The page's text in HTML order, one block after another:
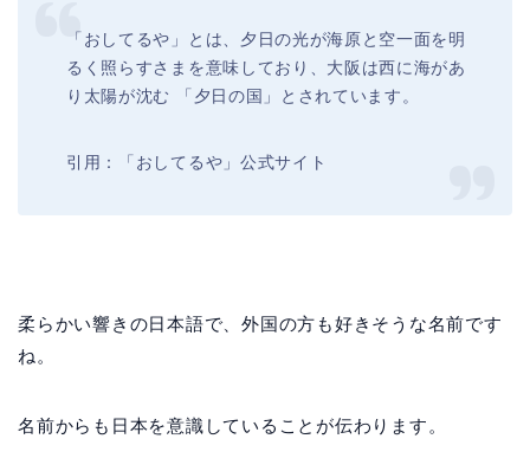
「おしてるや」とは、夕日の光が海原と空一面を明
るく照らすさまを意味しており、大阪は西に海があ
り太陽が沈む 「夕日の国」とされています。
引用：「おしてるや」公式サイト
柔らかい響きの日本語で、外国の方も好きそうな名前です
ね。
名前からも日本を意識していることが伝わります。